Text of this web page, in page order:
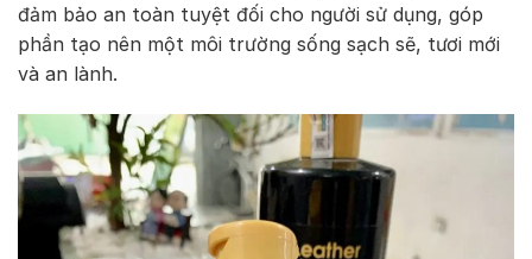
đảm bảo an toàn tuyệt đối cho người sử dụng, góp
phần tạo nên một môi trường sống sạch sẽ, tươi mới
và an lành.